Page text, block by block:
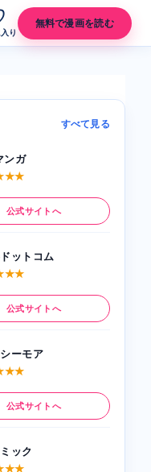
り
無料で漫画を読む
すべて見る
ンガ
公式サイトへ
ットコム
公式サイトへ
ーモア
公式サイトへ
ック